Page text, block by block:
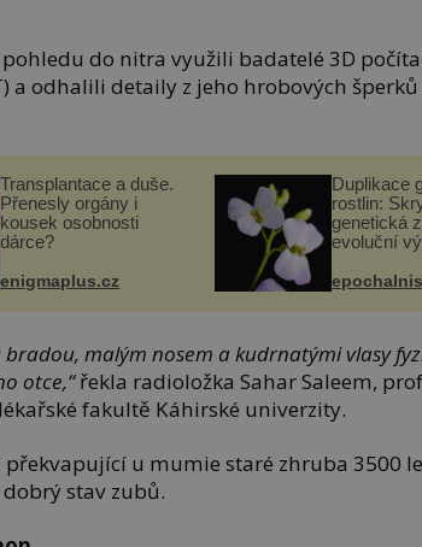
do nitra využili badatelé 3D
a odhalili detaily z jeho hrobových šperků
Transplantace a duše.
Přenesly orgány i
kousek osobnosti
dárce?
enigmaplus.cz
Duplikace
rostlin:
genetická
evoluční
bradou, malým nosem a kudrnatými vlasy
otce,“řekla radioložka Sahar Saleem,
fakultě Káhirské univerzity.
překvapující u mumie staré zhruba 3500
stav zubů.